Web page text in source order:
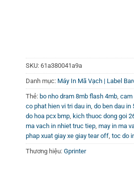
SKU: 61a380041a9a
Danh mục: Máy In Mã Vạch | Label
Thẻ: bo nho dram 8mb flash 4mb cam
co phat hien vi tri dau in do ben dau in
do hoa pcx bmp kich thuoc dong goi
ma vach in nhiet truc tiep may in ma
phap xuat giay xe giay tear off toc do
Thương hiệu: Gprinter